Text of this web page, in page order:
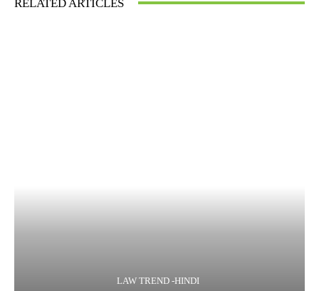
RELATED ARTICLES
LAW TREND -HINDI